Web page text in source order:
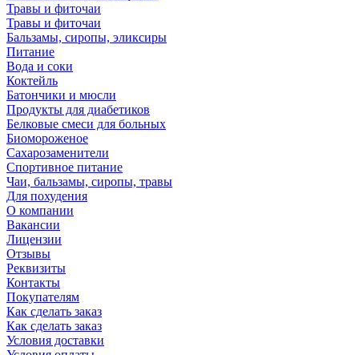
Травы и фиточаи
Травы и фиточаи
Бальзамы, сиропы, эликсиры
Питание
Вода и соки
Коктейль
Батончики и мюсли
Продукты для диабетиков
Белковые смеси для больных
Биомороженое
Сахарозаменители
Спортивное питание
Чаи, бальзамы, сиропы, травы
Для похудения
О компании
Вакансии
Лицензии
Отзывы
Реквизиты
Контакты
Покупателям
Как сделать заказ
Как сделать заказ
Условия доставки